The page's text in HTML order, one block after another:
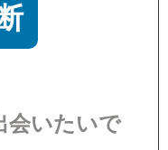
会いたいで